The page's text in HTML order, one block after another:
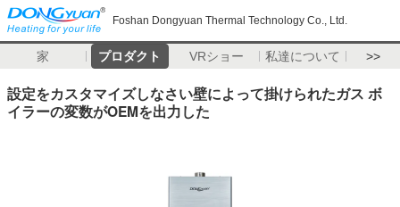
Foshan Dongyuan Thermal Technology Co., Ltd.
家 プロダクト VRショー 私達について >>
設定をカスタマイズしなさい壁によって掛けられたガス ボ
イラーの変数がOEMを出力した